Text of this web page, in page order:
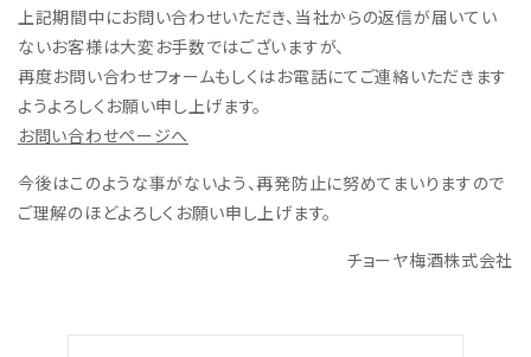
上記期間中にお問い合わせいただき、当社からの返信が届いてい
ないお客様は大変お手数ではございますが、
再度お問い合わせフォームもしくはお電話にてご連絡いただきます
ようよろしくお願い申し上げます。
お問い合わせページへ
今後はこのような事がないよう、再発防止に努めてまいりますので
ご理解のほどよろしくお願い申し上げます。
チョーヤ梅酒株式会社